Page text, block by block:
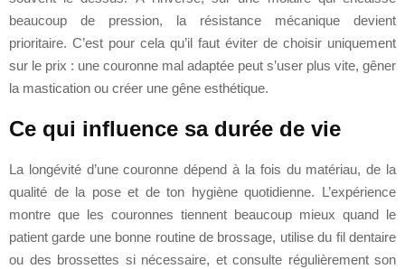
beaucoup de pression, la résistance mécanique devient
prioritaire. C’est pour cela qu’il faut éviter de choisir uniquement
sur le prix : une couronne mal adaptée peut s’user plus vite, gêner
la mastication ou créer une gêne esthétique.
Ce qui influence sa durée de vie
La longévité d’une couronne dépend à la fois du matériau, de la
qualité de la pose et de ton hygiène quotidienne. L’expérience
montre que les couronnes tiennent beaucoup mieux quand le
patient garde une bonne routine de brossage, utilise du fil dentaire
ou des brossettes si nécessaire, et consulte régulièrement son